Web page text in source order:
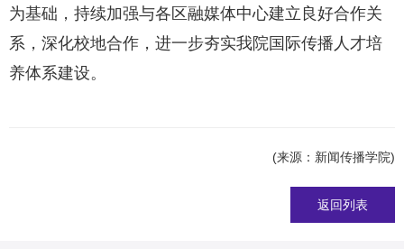
为基础，持续加强与各区融媒体中心建立良好合作关
系，深化校地合作，进一步夯实我院国际传播人才培
养体系建设。
(来源：新闻传播学院)
返回列表